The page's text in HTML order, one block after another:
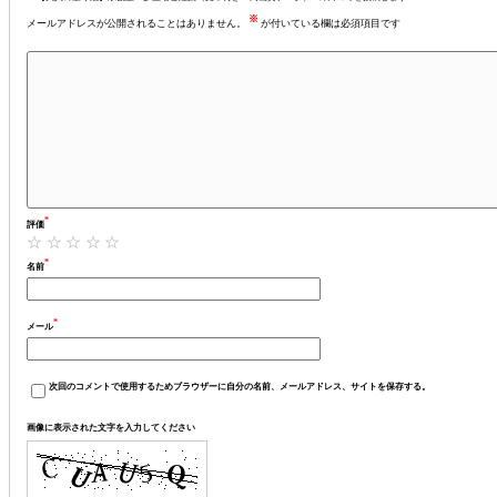
メールアドレスが公開されることはありません。 ※ が付いている欄は必須項目です
評価*
名前*
メール*
次回のコメントで使用するためブラウザーに自分の名前、メールアドレス、サイトを保存する。
画像に表示された文字を入力してください